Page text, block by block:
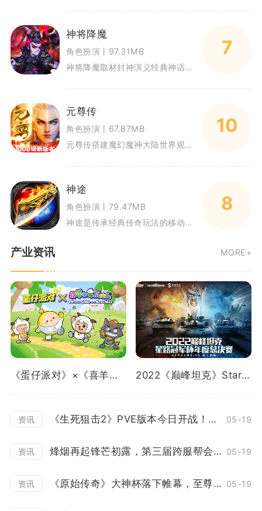
神将降魔
角色扮演丨97.31MB
神将降魔取材封神演义经典神话故事，玩家将化身天命之人，收服各路神将对抗魔界侵扰。游戏采用竖屏回合制操作逻辑，单手就能完成
7
元尊传
角色扮演丨67.87MB
元尊传搭建魔幻魔神大陆世界观，玩家化身冒险者，召集各路元尊伙伴开启冒险征程。游戏融合MMO闯关、角色养成、多人竞技多种内
10
神途
角色扮演丨79.47MB
神途是传承经典传奇玩法的移动端MMORPG游戏，长久运营多个正统版本，覆盖三职业、单职业、复古微变等多种游玩路线。游戏延
8
产业资讯 MORE+
《蛋仔派对》×《喜羊羊与灰太狼》重磅联动曝光！ 2022《巅峰坦克》Star Road星路冠军杯总决赛12.24开启！
资讯 《生死狙击2》PVE版本今日开战！花式协作冒险 05-19
资讯 烽烟再起锋芒初露，第三届跨服帮会联赛正式打响！ 05-19
资讯 《原始传奇》大神杯落下帷幕，至尊战队上演百战不灭！ 05-19